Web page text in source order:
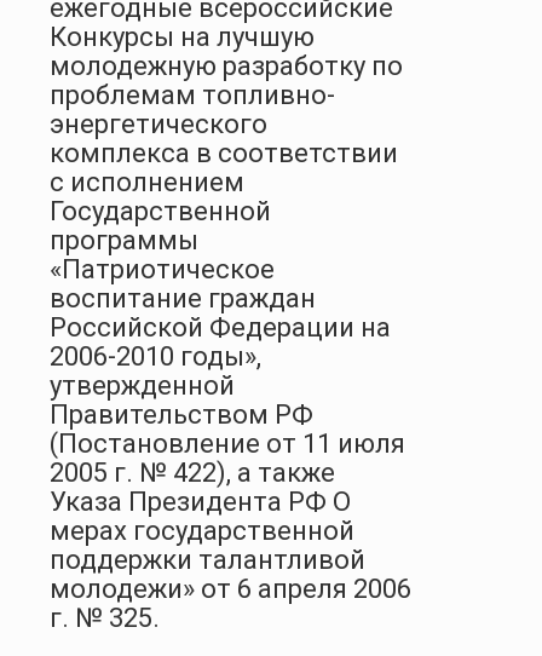
ежегодные всероссийские
Конкурсы на лучшую
молодежную разработку по
проблемам топливно-
энергетического
комплекса в соответствии
с исполнением
Государственной
программы
«Патриотическое
воспитание граждан
Российской Федерации на
2006-2010 годы»,
утвержденной
Правительством РФ
(Постановление от 11 июля
2005 г. № 422), а также
Указа Президента РФ О
мерах государственной
поддержки талантливой
молодежи» от 6 апреля 2006
г. № 325.